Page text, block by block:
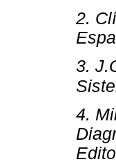
2.
3.
4.